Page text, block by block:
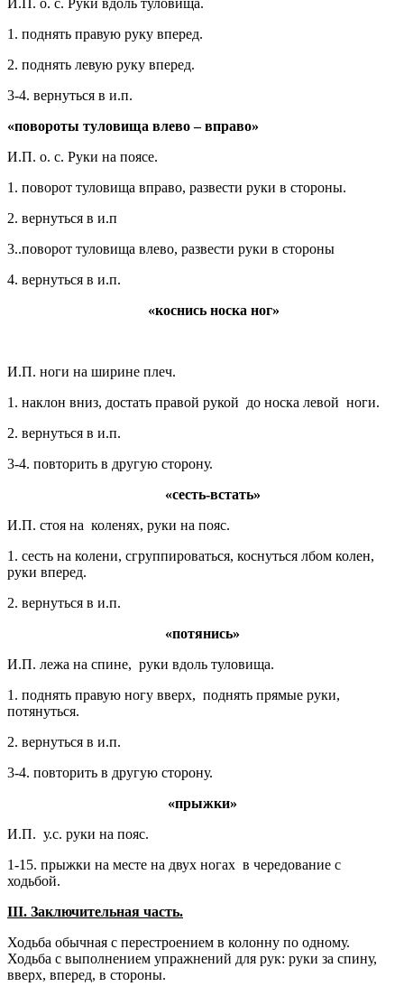
1. поднять правую руку вперед.
2. поднять левую руку вперед.
3-4. вернуться в и.п.
«повороты туловища влево – вправо»
И.П. о. с. Руки на поясе.
1. поворот туловища вправо, развести руки в стороны.
2. вернуться в и.п
3..поворот туловища влево, развести руки в стороны
4. вернуться в и.п.
«коснись носка ног»
И.П. ноги на ширине плеч.
1. наклон вниз, достать правой рукой до носка левой ноги.
2. вернуться в и.п.
3-4. повторить в другую сторону.
«сесть-встать»
И.П. стоя на коленях, руки на пояс.
1. сесть на колени, сгруппироваться, коснуться лбом колен,
руки вперед.
2. вернуться в и.п.
«потянись»
И.П. лежа на спине, руки вдоль туловища.
1. поднять правую ногу вверх, поднять прямые руки,
потянуться.
2. вернуться в и.п.
3-4. повторить в другую сторону.
«прыжки»
И.П. у.с. руки на пояс.
1-15. прыжки на месте на двух ногах в чередование с
ходьбой.
III. Заключительная часть.
Ходьба обычная с перестроением в колонну по одному.
Ходьба с выполнением упражнений для рук: руки за спину,
вверх, вперед, в стороны.